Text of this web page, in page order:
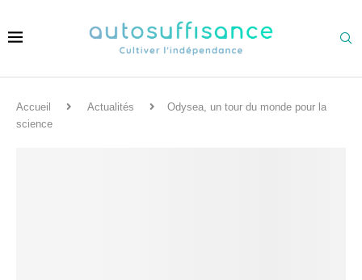
Accueil Actualités
Odysea, un tour du monde pour la
science